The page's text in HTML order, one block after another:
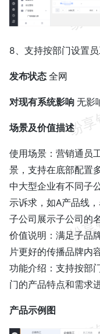
8、支持按部门设置
发布状态 全网
对现有系统影响 无影
场景及价值描述
使用场景：营销通员
景，支持在底部配置
中大型企业有不同子
示诉求，如A产品线
子公司展示子公司的
价值说明：满足子品
片更好的传播品牌内容
功能介绍：支持按部
门的产品特点和需求
产品示例图